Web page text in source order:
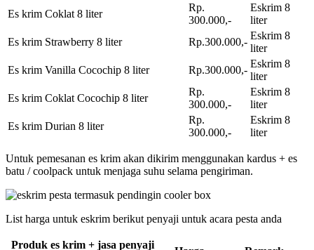
Es krim Coklat 8 liter
Rp.
300.000,-
Eskrim 8
liter
Es krim Strawberry 8 liter
Rp.300.000,-
Eskrim 8
liter
Es krim Vanilla Cocochip 8 liter
Rp.300.000,-
Eskrim 8
liter
Es krim Coklat Cocochip 8 liter
Rp.
300.000,-
Eskrim 8
liter
Es krim Durian 8 liter
Rp.
300.000,-
Eskrim 8
liter
Untuk pemesanan es krim akan dikirim menggunakan kardus + es
batu / coolpack untuk menjaga suhu selama pengiriman.
List harga untuk eskrim berikut penyaji untuk acara pesta anda
Produk es krim + jasa penyaji